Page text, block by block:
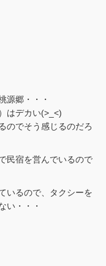
源郷・・・
はデカい(>_<)
のでそう感じるのだろ
民宿を営んでいるので
いるので、タクシーを
い・・・